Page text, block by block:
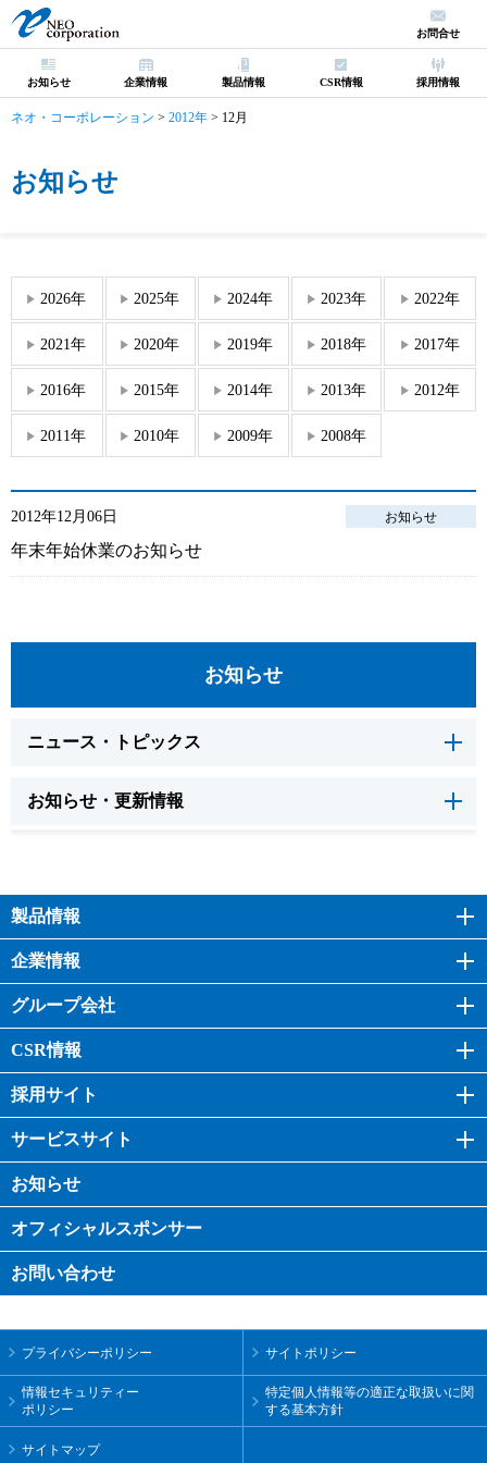
お知らせ 企業情報 製品情報 CSR情報 採用情報
お問合せ
ネオ・コーポレーション > 2012年 > 12月
お知らせ
2026年 2025年 2024年 2023年 2022年
2021年 2020年 2019年 2018年 2017年
2016年 2015年 2014年 2013年 2012年
2011年 2010年 2009年 2008年
2012年12月06日 お知らせ
年末年始休業のお知らせ
お知らせ
ニュース・トピックス
お知らせ・更新情報
製品情報
企業情報
グループ会社
CSR情報
採用サイト
サービスサイト
お知らせ
オフィシャルスポンサー
お問い合わせ
プライバシーポリシー サイトポリシー
情報セキュリティー
ポリシー
特定個人情報等の適正な取扱いに関
する基本方針
サイトマップ